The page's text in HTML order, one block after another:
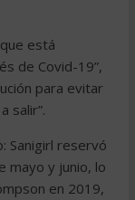
está
de Covid-19”,
para evitar
salir”.
Sanigirl reservó
mayo y junio, lo
en 2019,